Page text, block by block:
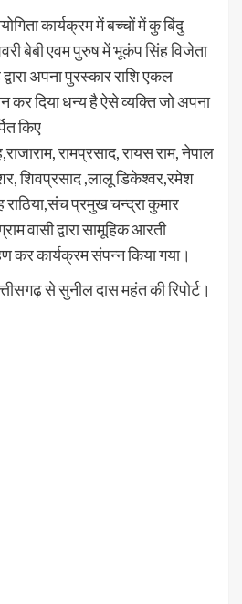
कार्यक्रम में बच्चों में कु बिंदु
बेबी एवम पुरुष में भूकंप सिंह विजेता
अपना पुरस्कार राशि एकल
कर दिया धन्य है ऐसे व्यक्ति जो अपना
किए
रामप्रसाद, रायस राम, नेपाल
शिवप्रसाद ,लालू डिकेश्वर,रमेश
राठिया,संच प्रमुख चन्द्रा कुमार
वासी द्वारा सामूहिक आरती
कर कार्यक्रम संपन्न किया गया।
से सुनील दास महंत की रिपोर्ट।